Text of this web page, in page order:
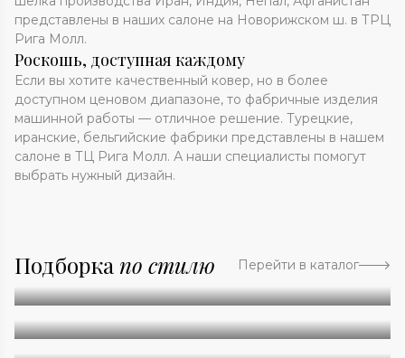
представлены в наших салоне на Новорижском ш. в ТРЦ
Рига Молл.
Роскошь, доступная каждому
Если вы хотите качественный ковер, но в более
доступном ценовом диапазоне, то фабричные изделия
машинной работы — отличное решение. Турецкие,
иранские, бельгийские фабрики представлены в нашем
салоне в ТЦ Рига Молл. А наши специалисты помогут
выбрать нужный дизайн.
Подборка по стилю Перейти в каталог
Абстракция
Однотонные
Геометрия